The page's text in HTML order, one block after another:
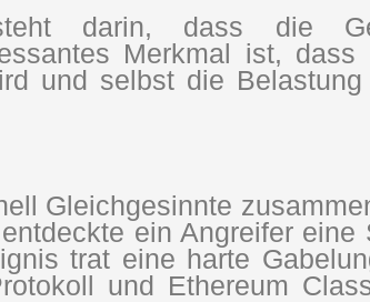
darin, dass die
Merkmal ist, dass
und selbst die
Gleichgesinnte
ein Angreifer eine
trat eine harte
und Ethereum